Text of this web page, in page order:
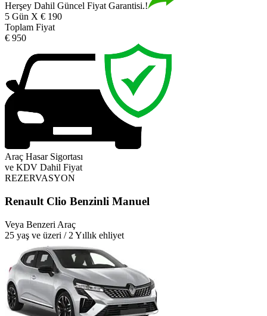
Herşey Dahil Güncel Fiyat Garantisi.!
5 Gün X € 190
Toplam Fiyat
€ 950
Araç Hasar Sigortası
ve KDV Dahil Fiyat
REZERVASYON
Renault Clio Benzinli Manuel
Veya Benzeri Araç
25 yaş ve üzeri / 2 Yıllık ehliyet